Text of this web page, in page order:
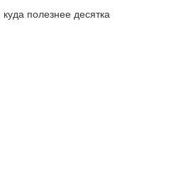
полезнее десятка